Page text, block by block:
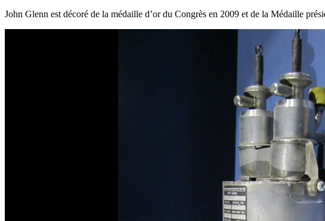
John Glenn est décoré de la médaille d’or du Congrès en 2009 et de la Médaille